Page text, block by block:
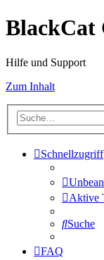
BlackCat
Hilfe und Support
Zum Inhalt
Schnellzugriff
Aktive
Suche
FAQ